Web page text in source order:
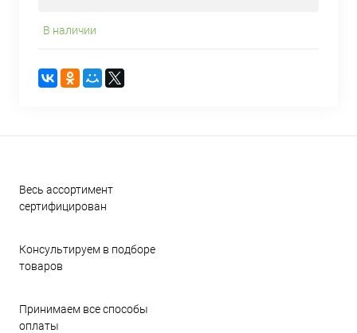
В наличии
Весь ассортимент
сертифицирован
Консультируем в подборе
товаров
Принимаем все способы
оплаты